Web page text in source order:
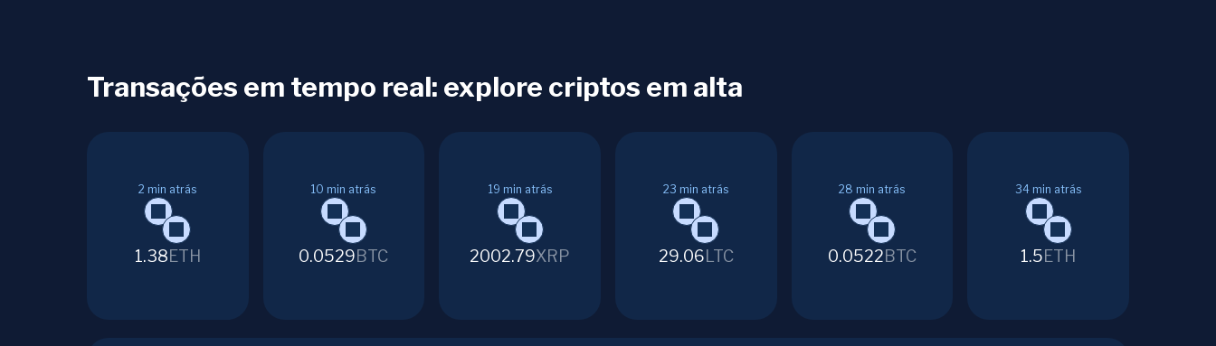
Transações em tempo real: explore criptos em alta
2 min atrás
1.38ETH
10 min atrás
0.0529BTC
19 min atrás
2002.79XRP
23 min atrás
29.06 LTC
28 min atrás
0.0522BTC
34 min atrás
1.5ETH